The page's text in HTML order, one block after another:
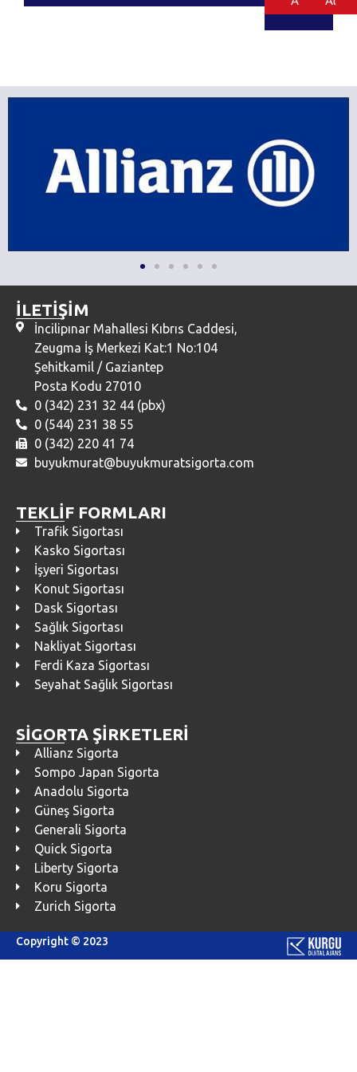
İLETİŞİM
İncilipınar Mahallesi Kıbrıs Caddesi,
Zeugma İş Merkezi Kat:1 No:104
Şehitkamil / Gaziantep
Posta Kodu 27010
0 (342) 231 32 44 (pbx)
0 (544) 231 38 55
0 (342) 220 41 74
buyukmurat@buyukmuratsigorta.com
TEKLİF FORMLARI
Trafik Sigortası
Kasko Sigortası
İşyeri Sigortası
Konut Sigortası
Dask Sigortası
Sağlık Sigortası
Nakliyat Sigortası
Ferdi Kaza Sigortası
Seyahat Sağlık Sigortası
SİGORTA ŞİRKETLERİ
Allianz Sigorta
Sompo Japan Sigorta
Anadolu Sigorta
Güneş Sigorta
Generali Sigorta
Quick Sigorta
Liberty Sigorta
Koru Sigorta
Zurich Sigorta
Copyright © 2023